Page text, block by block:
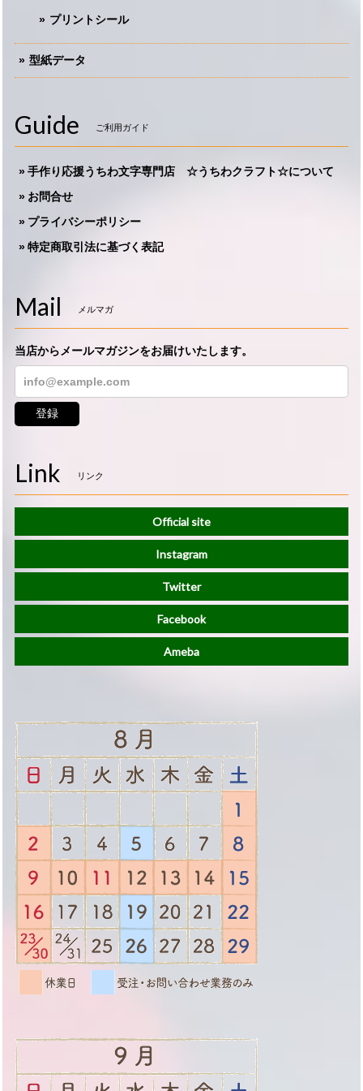
プリントシール
型紙データ
Guide ご利用ガイド
手作り応援うちわ文字専門店 ☆うちわクラフト☆について
お問合せ
プライバシーポリシー
特定商取引法に基づく表記
Mail メルマガ
当店からメールマガジンをお届けいたします。
登録
Link リンク
Official site
Instagram
Twitter
Facebook
Ameba